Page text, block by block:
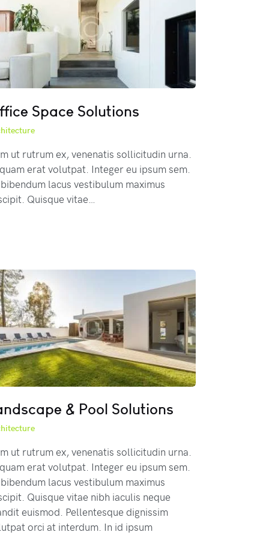
Space Solutions
ut rutrum ex, venenatis sollicitudin urna.
erat volutpat. Integer eu ipsum sem.
lacus vestibulum maximus
Quisque vitae…
& Pool Solutions
ut rutrum ex, venenatis sollicitudin urna.
erat volutpat. Integer eu ipsum sem.
lacus vestibulum maximus
Quisque vitae nibh iaculis neque
euismod. Pellentesque dignissim
orci at interdum. In id ipsum